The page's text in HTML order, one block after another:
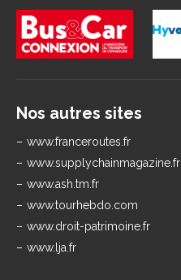
Nos autres sites
www.franceroutes.fr
www.supplychainmagazine.fr
www.ash.tm.fr
www.tourhebdo.com
www.droit-patrimoine.fr
www.lja.fr